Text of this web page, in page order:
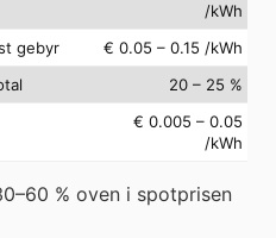
/kWh
gebyr
€ 0.05 – 0.15 /kWh
20 – 25 %
€ 0.005 – 0.05
/kWh
% oven i spotprisen